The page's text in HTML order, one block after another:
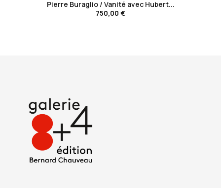
Pierre Buraglio / Vanité avec Hubert...
750,00 €